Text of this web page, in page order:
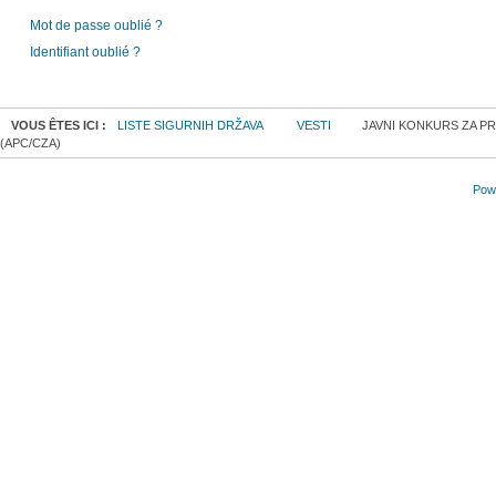
Mot de passe oublié ?
Identifiant oublié ?
VOUS ÊTES ICI : LISTE SIGURNIH DRŽAVA VESTI
JAVNI KONKURS ZA
(APC/CZA)